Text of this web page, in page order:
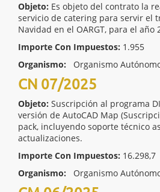
Objeto: Es objeto del contrato la
servicio de catering para servir el
Navidad en el OARGT, para el año
Importe Con Impuestos: 1.955
Organismo:
Organismo
CN 07/2025
Objeto: Suscripción al programa
versión de AutoCAD Map
pack, incluyendo soporte técnico
actualizaciones.
Importe Con Impuestos: 16.298,7
Organismo:
Organismo